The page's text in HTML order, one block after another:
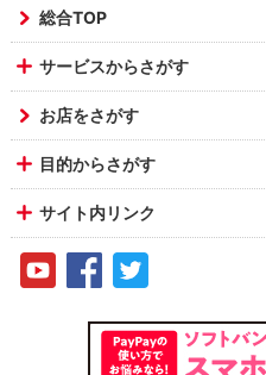
総合TOP
サービスからさがす
お店をさがす
目的からさがす
サイト内リンク